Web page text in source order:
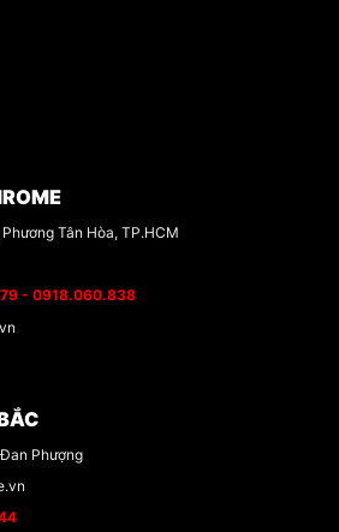
Tân Hòa, TP.HCM
- 0918.060.838
Phượng